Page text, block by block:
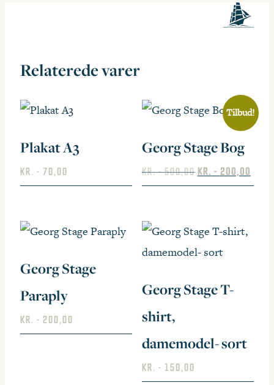
Relaterede varer
Plakat A3
KR. 70,00
Tilbud!
Georg Stage Bog
KR. 500,00 Den
oprindelige
kr.500,00.
KR. 200,00
Georg Stage
Paraply
KR. 200,00
Georg Stage T-
shirt,
damemodel- sort
KR. 150,00